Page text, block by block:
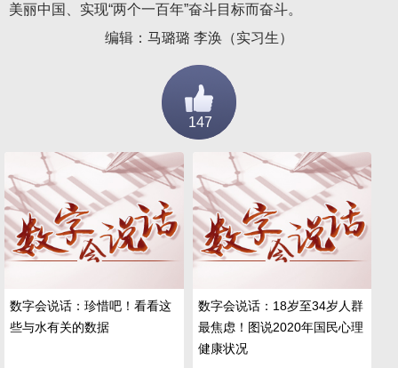
美丽中国、实现“两个一百年”奋斗目标而奋斗。
编辑：马璐璐 李涣（实习生）
147
数字会说话：珍惜吧！看看这
些与水有关的数据
数字会说话：18岁至34岁人群
最焦虑！图说2020年国民心理
健康状况